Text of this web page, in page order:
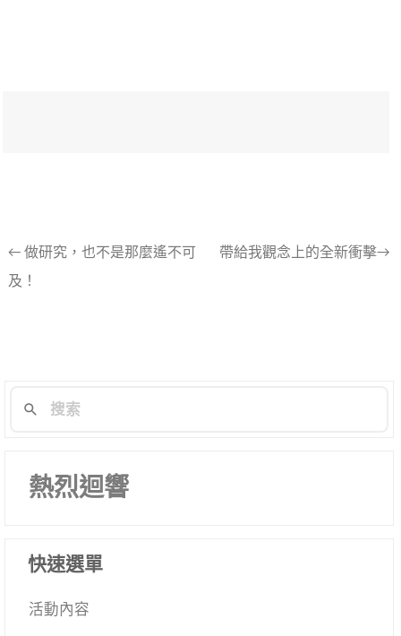
文
章
← 做研究，也不是那麼遙不可
及！
帶給我觀念上的全新衝擊→
熱烈迴響
快速選單
活動內容